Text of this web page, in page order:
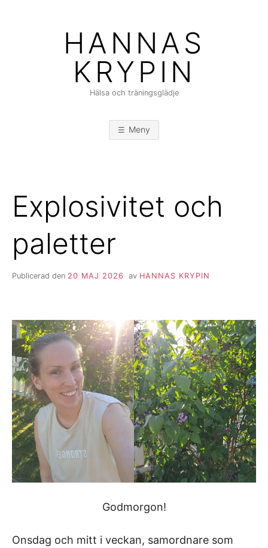
HANNAS
KRYPIN
Hälsa och träningsglädje
Meny
Explosivitet och
paletter
Publicerad den 20 MAJ 2026 av HANNAS KRYPIN
Godmorgon!
Onsdag och mitt i veckan, samordnare som